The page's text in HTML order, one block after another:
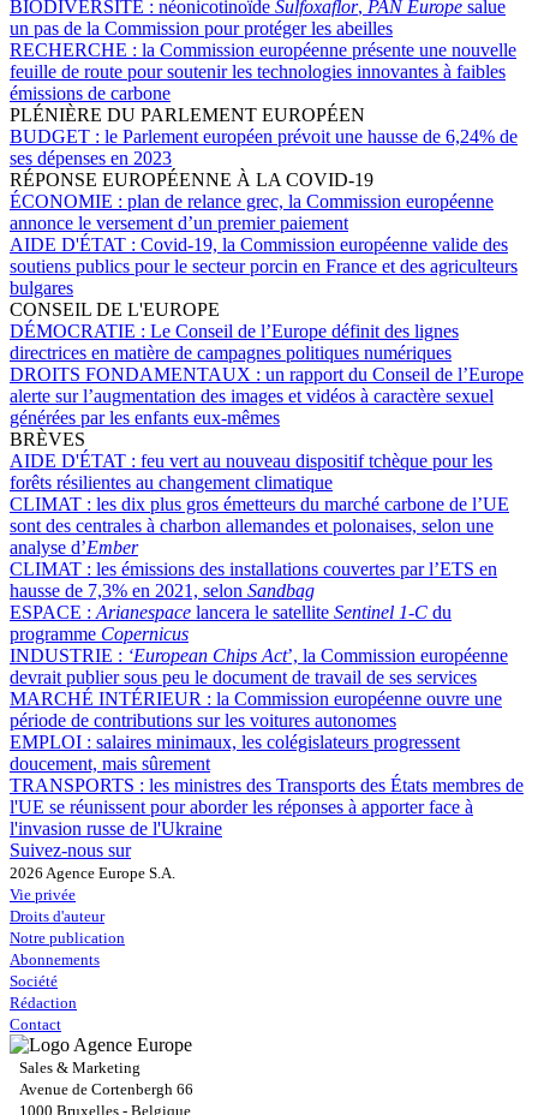
BIODIVERSITÉ : néonicotinoïde Sulfoxaflor, PAN Europe salue
un pas de la Commission pour protéger les abeilles
RECHERCHE : la Commission européenne présente une nouvelle
feuille de route pour soutenir les technologies innovantes à faibles
émissions de carbone
PLÉNIÈRE DU PARLEMENT EUROPÉEN
BUDGET : le Parlement européen prévoit une hausse de 6,24% de
ses dépenses en 2023
RÉPONSE EUROPÉENNE À LA COVID-19
ÉCONOMIE : plan de relance grec, la Commission européenne
annonce le versement d’un premier paiement
AIDE D'ÉTAT : Covid-19, la Commission européenne valide des
soutiens publics pour le secteur porcin en France et des agriculteurs
bulgares
CONSEIL DE L'EUROPE
DÉMOCRATIE : Le Conseil de l’Europe définit des lignes
directrices en matière de campagnes politiques numériques
DROITS FONDAMENTAUX : un rapport du Conseil de l’Europe
alerte sur l’augmentation des images et vidéos à caractère sexuel
générées par les enfants eux-mêmes
BRÈVES
AIDE D'ÉTAT : feu vert au nouveau dispositif tchèque pour les
forêts résilientes au changement climatique
CLIMAT : les dix plus gros émetteurs du marché carbone de l’UE
sont des centrales à charbon allemandes et polonaises, selon une
analyse d’Ember
CLIMAT : les émissions des installations couvertes par l’ETS en
hausse de 7,3% en 2021, selon Sandbag
ESPACE : Arianespace lancera le satellite Sentinel 1-C du
programme Copernicus
INDUSTRIE : ‘European Chips Act’, la Commission européenne
devrait publier sous peu le document de travail de ses services
MARCHÉ INTÉRIEUR : la Commission européenne ouvre une
période de contributions sur les voitures autonomes
EMPLOI : salaires minimaux, les colégislateurs progressent
doucement, mais sûrement
TRANSPORTS : les ministres des Transports des États membres de
l'UE se réunissent pour aborder les réponses à apporter face à
l'invasion russe de l'Ukraine
Suivez-nous sur
2026 Agence Europe S.A.
Vie privée
Droits d'auteur
Notre publication
Abonnements
Société
Rédaction
Contact
Sales & Marketing
Avenue de Cortenbergh 66
1000 Bruxelles - Belgique